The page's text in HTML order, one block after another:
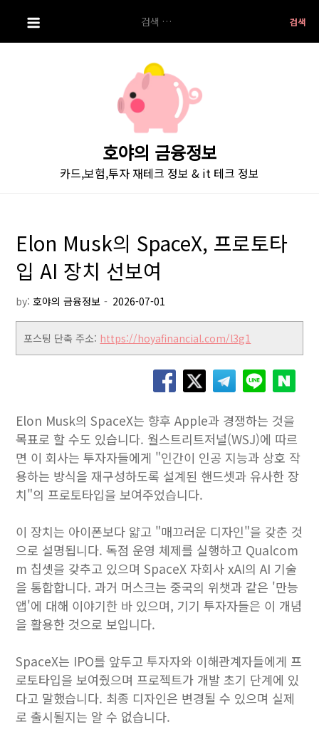
i
색:
호야의 금융정보
카드,보험,투자 재테크 정보 & it 테크 정보
Elon Musk의 SpaceX, 프로토타
입 AI 장치 선보여
by:호야의 금융정보
포스팅 단축 주소: https://hoyafinancial.com/l3g1
Elon Musk의 SpaceX는 향후 Apple과 경쟁하는 것을
목표로 할 수도 있습니다. 월스트리트저널(WSJ)에 따르
면 이 회사는 투자자들에게 "인간이 인공 지능과 상호 작
용하는 방식을 재구성하도록 설계된 핸드셋과 유사한 장
치"의 프로토타입을 보여주었습니다.
이 장치는 아이폰보다 얇고 "매끄러운 디자인"을 갖춘 것
으로 설명됩니다. 독점 운영 체제를 실행하고 Qualcom
m 칩셋을 갖추고 있으며 SpaceX 자회사 xAI의 AI 기술
을 통합합니다. 과거 머스크는 중국의 위챗과 같은 '만능
앱'에 대해 이야기한 바 있으며, 기기 투자자들은 이 개념
을 활용한 것으로 보입니다.
SpaceX는 IPO를 앞두고 투자자와 이해관계자들에게 프
로토타입을 보여줬으며 프로젝트가 개발 초기 단계에 있
다고 말했습니다. 최종 디자인은 변경될 수 있으며 실제
로 출시될지는 알 수 없습니다.